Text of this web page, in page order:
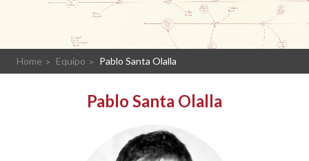
Home Equipo Pablo Santa Olalla
Pablo Santa Olalla